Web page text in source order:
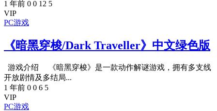
1 年前 0 0 12 5
VIP
PC游戏
《暗黑穿梭/Dark Traveller》中文绿色版
游戏介绍 《暗黑穿梭》是一款动作解谜游戏，拥有多支线
开放剧情及多结局...
1 年前 0 0 6 5
VIP
PC游戏